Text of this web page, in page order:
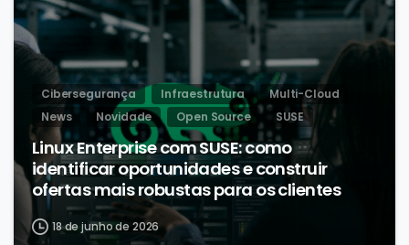
Cibersegurança Infraestrutura
Multi-Cloud
News
Novidade Open Source SUSE
Linux Enterprise com SUSE: como
identificar oportunidades e construir
ofertas mais robustas para os clientes
18 de junho de 2026